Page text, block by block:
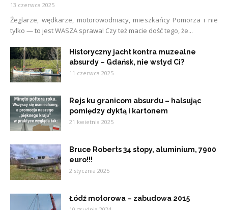
13 czerwca 2025
Żeglarze, wędkarze, motorowodniacy, mieszkańcy Pomorza i nie
tylko — to jest WASZA sprawa! Czy też macie dość tego, że...
Historyczny jacht kontra muzealne
absurdy – Gdańsk, nie wstyd Ci?
11 czerwca 2025
Rejs ku granicom absurdu – halsując
pomiędzy dyktą i kartonem
21 kwietnia 2025
Bruce Roberts 34 stopy, aluminium, 7900
euro!!!
2 stycznia 2025
Łódź motorowa – zabudowa 2015